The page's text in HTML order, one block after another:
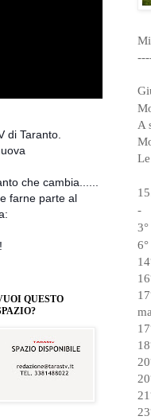
A
di Taranto.
che cambia......
farne parte al
QUESTO